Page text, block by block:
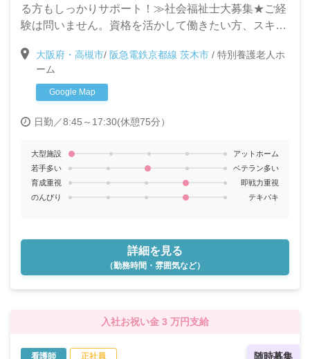
る方もしっかりサポート！≫社会福祉士大募集★ご経
験は問いません。資格を活かして働きたい方、スキル
大阪府・高槻市/ 阪急電鉄京都線 茨木市 / 特別養護老人ホ
ーム
Google Map
日勤／8:45～17:30(休憩75分）
大型施設
アットホーム
若手多い
ベテラン多い
育成重視
即戦力重視
のんびり
テキパキ
詳細を見る
（勤務時間・雰囲気など）
入社お祝い金 3 万円支給
随時募集
看護師 正社員